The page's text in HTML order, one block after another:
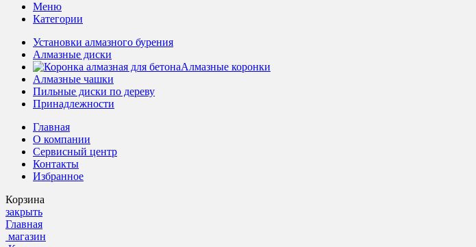
Меню
Категории
Установки алмазного бурения
Алмазные диски
Алмазные коронки
Алмазные чашки
Пильные диски по дереву
Принадлежности
Главная
О компании
Сервисный центр
Контакты
Избранное
Корзина
закрыть
Главная
магазин